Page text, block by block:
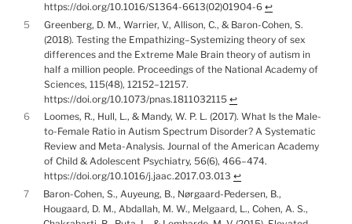
https://doi.org/10.1016/S1364-6613(02)01904-6 ↩︎
5
Greenberg, D. M., Warrier, V., Allison, C., & Baron-Cohen, S.
(2018). Testing the Empathizing–Systemizing theory of sex
differences and the Extreme Male Brain theory of autism in
half a million people. Proceedings of the National Academy of
Sciences, 115(48), 12152–12157.
https://doi.org/10.1073/pnas.1811032115 ↩︎
6
Loomes, R., Hull, L., & Mandy, W. P. L. (2017). What Is the Male-
to-Female Ratio in Autism Spectrum Disorder? A Systematic
Review and Meta-Analysis. Journal of the American Academy
of Child & Adolescent Psychiatry, 56(6), 466–474.
https://doi.org/10.1016/j.jaac.2017.03.013 ↩︎
7
Baron-Cohen, S., Auyeung, B., Nørgaard-Pedersen, B.,
Hougaard, D. M., Abdallah, M. W., Melgaard, L., Cohen, A. S.,